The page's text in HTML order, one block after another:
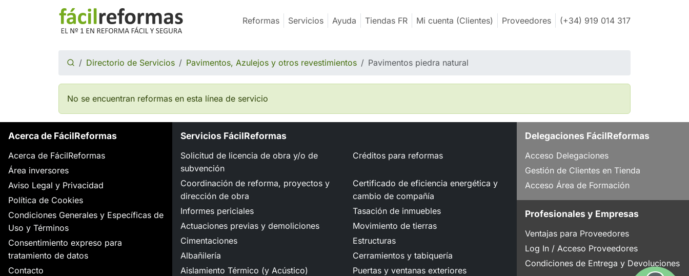
Reformas Servicios Ayuda Tiendas FR Mi cuenta (Clientes) Proveedores (+34) 919 014 317
Directorio de Servicios Pavimentos, Azulejos y otros revestimientos Pavimentos piedra natural
No se encuentran reformas en esta línea de servicio
Acerca de FácilReformas
Acerca de FácilReformas
Área inversores
Aviso Legal y Privacidad
Política de Cookies
Condiciones Generales y Específicas de
Uso y Términos
Consentimiento expreso para
tratamiento de datos
Contacto
Servicios FácilReformas
Solicitud de licencia de obra y/o de
subvención
Créditos para reformas
Coordinación de reforma, proyectos y
dirección de obra
Certificado de eficiencia energética y
cambio de compañía
Informes periciales
Tasación de inmuebles
Actuaciones previas y demoliciones
Movimiento de tierras
Cimentaciones
Estructuras
Albañilería
Cerramientos y tabiquería
Aislamiento Térmico (y Acústico)
Puertas y ventanas exteriores
Delegaciones FácilReformas
Acceso Delegaciones
Gestión de Clientes en Tienda
Acceso Área de Formación
Profesionales y Empresas
Ventajas para Proveedores
Log In / Acceso Proveedores
Condiciones de Entrega y Devoluciones